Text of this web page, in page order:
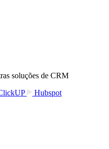
soluções de CRM
Hubspot